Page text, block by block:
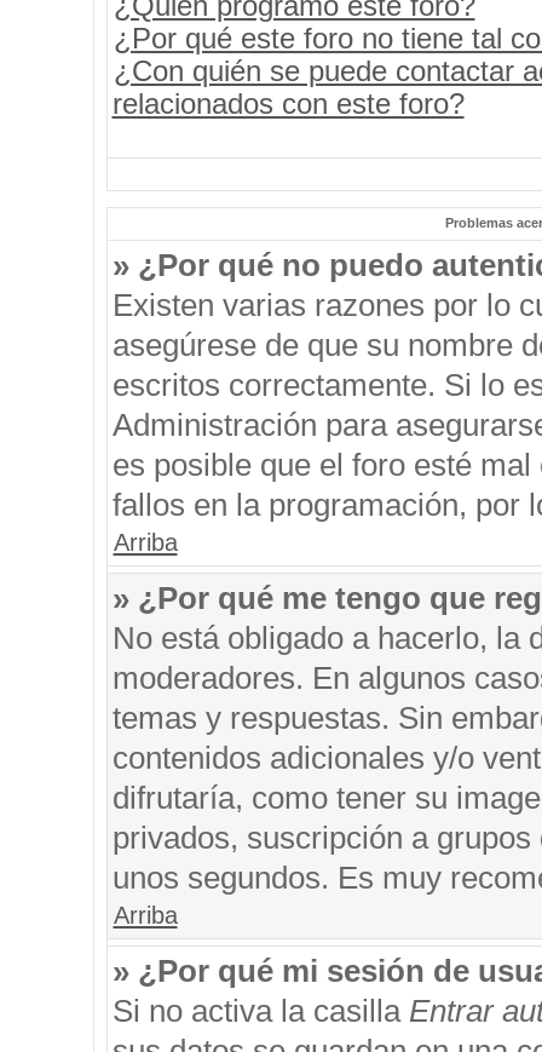
¿Por qué este foro no tiene tal
¿Con quién se puede contactar
relacionados con este foro?
Problemas
» ¿Por qué no puedo
Existen varias razones por lo
asegúrese de que su nombre
escritos correctamente. Si lo
Administración para
es posible que el foro esté
fallos en la programación, por
Arriba
» ¿Por qué me tengo que
No está obligado a hacerlo, la
moderadores. En algunos
temas y respuestas. Sin
contenidos adicionales y/o
difrutaría, como tener su
privados, suscripción a
unos segundos. Es muy
Arriba
» ¿Por qué mi sesión de
Si no activa la casilla Entrar